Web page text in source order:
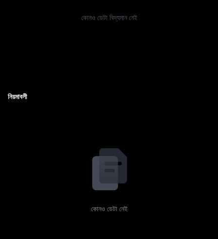
কোনও ডেটা বিদ্যমান নেই
নিয়মাবলী
কোনও ডেটা নেই